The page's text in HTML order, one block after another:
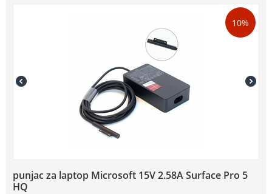
10%
punjac za laptop Microsoft 15V 2.58A Surface Pro 5
HQ